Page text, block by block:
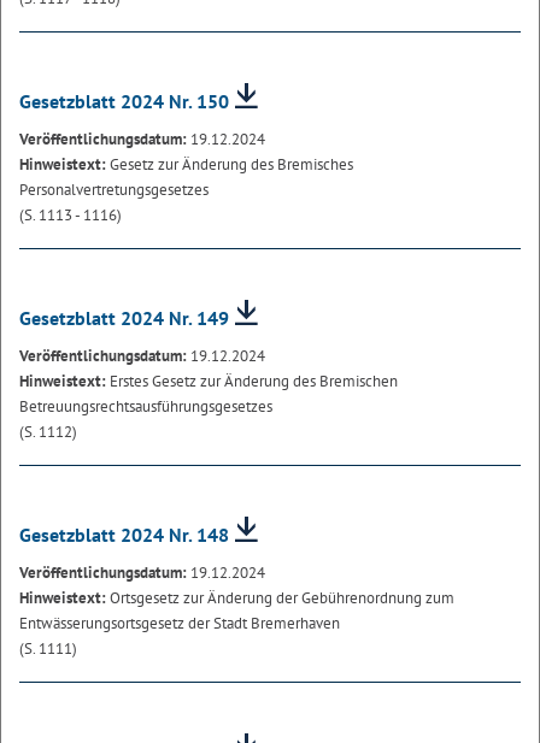
Gesetzblatt 2024 Nr. 150
Veröffentlichungsdatum: 19.12.2024
Hinweistext:Gesetz zur Änderung des Bremisches
Personalvertretungsgesetzes
(S. 1113 - 1116)
Gesetzblatt 2024 Nr. 149
Veröffentlichungsdatum: 19.12.2024
Hinweistext: Erstes Gesetz zur Änderung des Bremischen
Betreuungsrechtsausführungsgesetzes
(S. 1112)
Gesetzblatt 2024 Nr. 148
Veröffentlichungsdatum: 19.12.2024
Hinweistext:Ortsgesetz zur Änderung der Gebührenordnung zum
Entwässerungsortsgesetz der Stadt Bremerhaven
(S. 1111)